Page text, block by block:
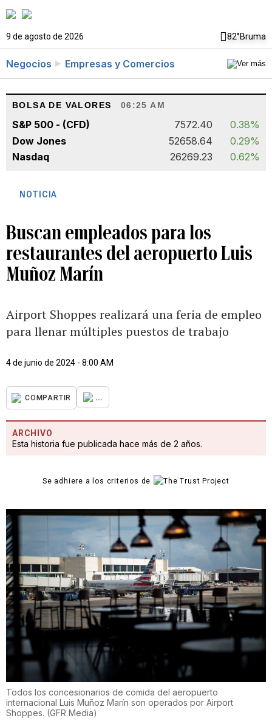
9 de agosto de 2026 82°Bruma
Negocios Empresas y Comercios
BOLSA DE VALORES 06:25 AM
S&P 500 - (CFD) 7572.40
0.38%
Dow Jones
52658.64
0.29%
Nasdaq
26269.23 0.62%
NOTICIA
Buscan empleados para los
restaurantes del aeropuerto Luis
Muñoz Marín
Airport Shoppes realizará una feria de empleo
para llenar múltiples puestos de trabajo
4 de junio de 2024 - 8:00 AM
COMPARTIR ...
ARCHIVO
Esta historia fue publicada hace más de 2 años.
Se adhiere a los criterios de
Todos los concesionarios de comida del aeropuerto
internacional Luis Muñoz Marín son operados por Airport
Shoppes. (GFR Media)